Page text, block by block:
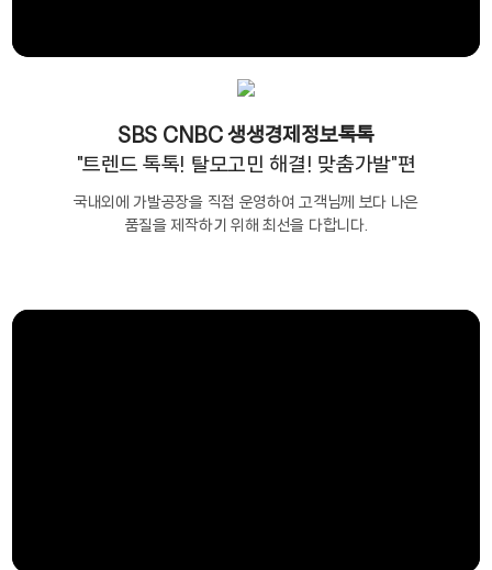
SBS CNBC 생생경제정보톡톡
"트렌드 톡톡! 탈모고민 해결! 맞춤가발"편
국내외에 가발공장을 직접 운영하여 고객님께 보다 나은
품질을 제작하기 위해 최선을 다합니다.